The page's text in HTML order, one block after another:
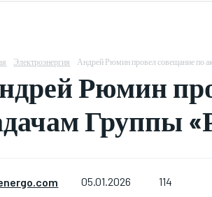
Электроэнергия Андрей Рюмин провел совещание по
Рюмин
Группы
05.01.2026 114